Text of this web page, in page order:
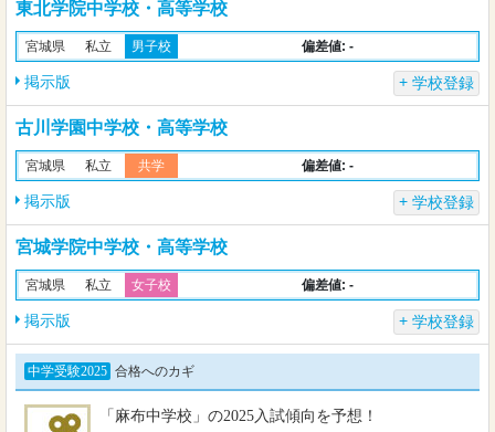
東北学院中学校・高等学校
宮城県 私立 男子校 偏差値: -
掲示版 学校登録
古川学園中学校・高等学校
宮城県 私立 共学 偏差値: -
掲示版 学校登録
宮城学院中学校・高等学校
宮城県 私立 女子校 偏差値: -
掲示版 学校登録